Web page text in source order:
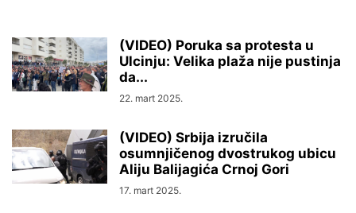
(VIDEO) Poruka sa protesta u
Ulcinju: Velika plaža nije pustinja
da...
22. mart 2025.
(VIDEO) Srbija izručila
osumnjičenog dvostrukog ubicu
Aliju Balijagića Crnoj Gori
17. mart 2025.